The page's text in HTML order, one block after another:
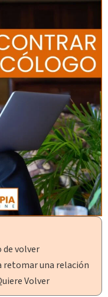
de volver
retomar una relación
Volver